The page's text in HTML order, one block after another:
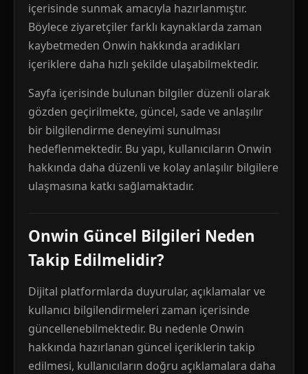
içerisinde sunmak amacıyla hazırlanmıştır.
Böylece ziyaretçiler farklı kaynaklarda zaman
kaybetmeden Onwin hakkında aradıkları
içeriklere daha hızlı şekilde ulaşabilmektedir.
Sayfa içerisinde bulunan bilgiler düzenli olarak
gözden geçirilmekte, güncel, sade ve anlaşılır
bir bilgilendirme deneyimi sunulması
hedeflenmektedir. Bu yapı, kullanıcıların Onwin
hakkında daha düzenli ve kolay anlaşılır bilgilere
ulaşmasına katkı sağlamaktadır.
Onwin Güncel Bilgileri Neden
Takip Edilmelidir?
Dijital platformlarda duyurular, açıklamalar ve
kullanıcı bilgilendirmeleri zaman içerisinde
güncellenebilmektedir. Bu nedenle Onwin
hakkında hazırlanan güncel içeriklerin takip
edilmesi, kullanıcıların doğru açıklamalara daha